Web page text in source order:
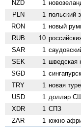
NZD 1
PLN 1 польский
RON 1 новый
RUB 10
SAR 1
SEK 1 шведская
SGD 1
TRY 1 новая
USD 1 доллар
XDR 1 СПЗ
ZAR 1 южно-